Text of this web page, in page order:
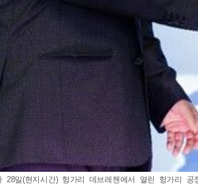
28일(현지시간) 헝가리 데브레첸에서 열린 헝가리